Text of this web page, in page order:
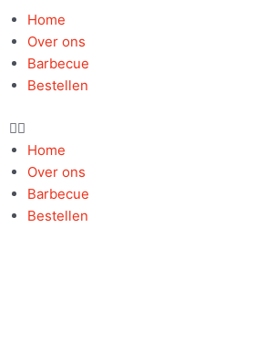
inhoud
Home
Over ons
Barbecue
Bestellen
Home
Over ons
Barbecue
Bestellen